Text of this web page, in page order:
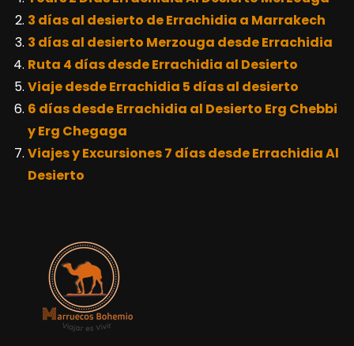
3 días al desierto de Errachidia a Marrakech
3 días al desierto Merzouga desde Errachidia
Ruta 4 días desde Errachidia al Desierto
Viaje desde Errachidia 5 días al desierto
6 días desde Errachidia al Desierto Erg Chebbi
y Erg Chegaga
Viajes y Excursiones 7 días desde Errachidia Al
Desierto